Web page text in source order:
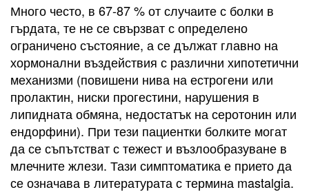
Много често, в 67-87 % от случаите с болки в
гърдата, те не се свързват с определено
ограничено състояние, а се дължат главно на
хормонални въздействия с различни хипотетични
механизми (повишени нива на естрогени или
пролактин, ниски прогестини, нарушения в
липидната обмяна, недостатък на серотонин или
ендорфини). При тези пациентки болките могат
да се съпътстват с тежест и възлообразуване в
млечните жлези. Тази симптоматика е прието да
се означава в литературата с термина mastalgia.